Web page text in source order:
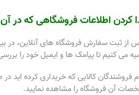
کردن اطلاعات فروشگاهی که در
از ثبت سفارش فروشگاه های آنلاین، در
می کنیم تا پیامک ها و ایمیل خود را
فروشندگان کالایی که خریداری کرده اید
آن فروشگاه را مشاهده نمایید.